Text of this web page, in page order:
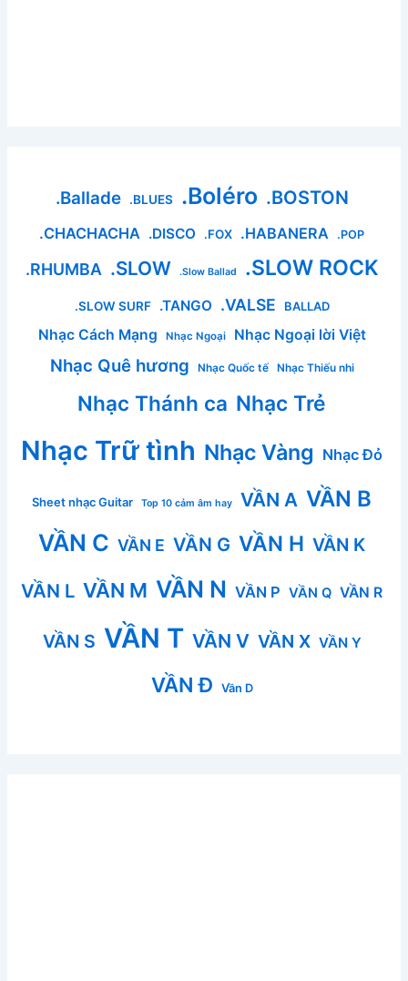
.Ballade .BLUES .Boléro .BOSTON
.CHACHACHA .DISCO .FOX .HABANERA .POP
.RHUMBA .SLOW .Slow Ballad .SLOW ROCK
.SLOW SURF .TANGO .VALSE BALLAD
Nhạc Cách Mạng Nhạc Ngoại Nhạc Ngoại lời Việt
Nhạc Quê hương Nhạc Quốc tế Nhạc Thiếu nhi
Nhạc Thánh ca Nhạc Trẻ
Nhạc Trữ tình Nhạc Vàng Nhạc Đỏ
Sheet nhạc Guitar Top 10 cảm âm hay VẦN A VẦN B
VẦN C VẦN E VẦN G VẦN H VẦN K
VẦN L VẦN M VẦN N VẦN P VẦN Q VẦN R
VẦN S VẦN T VẦN V VẦN X VẦN Y
VẦN Đ Vần D